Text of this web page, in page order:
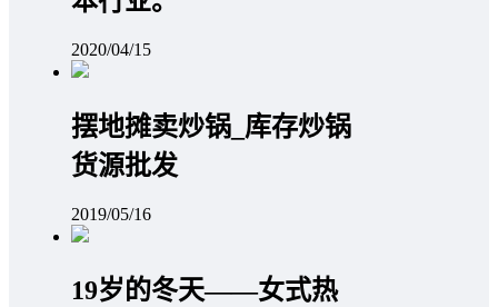
2020/04/15
摆地摊卖炒锅_库存炒锅
货源批发
2019/05/16
19岁的冬天——女式热